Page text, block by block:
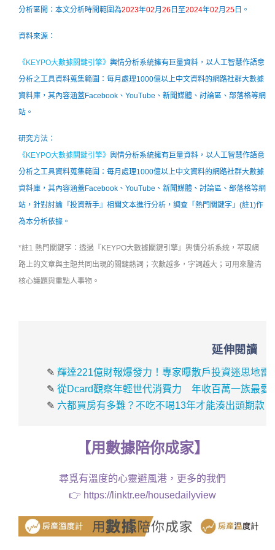
分析區間：本文分析時間範圍為2023年02月26 日至2024年02月25 日。
資料來源：
《KEYPO大數據關鍵引擎》輿情分析系統擁有巨量資料，以人工智慧作語意
分析之工具資料蒐集範圍：每月處理1000億以上中文資料的網路社群大數據
資料庫，其內容涵蓋Facebook、YouTube、新聞媒體、討論區、部落格等網
站。
研究方法：
《KEYPO大數據關鍵引擎》輿情分析系統擁有巨量資料，以人工智慧作語意
分析之工具資料蒐集範圍：每月處理1000億以上中文資料的網路社群大數據
資料庫，其內容涵蓋Facebook、YouTube、新聞媒體、討論區、部落格等網
站，針對討論『投資新手』相關文本進行分析，調查「熱門關鍵字」(註1)作
為本分析依據。
*註1 熱門關鍵字：透過『KEYPO大數據關鍵引擎』輿情分析系統 ，萃取網
路上的文章與主題共同出現的關鍵熱詞；次數越多，字詞越大；可用來釐清
核心議題與重點人事物。
延伸閱讀
✎輝達221億財報爆發力！專家曝散戶投資迷思地雷
✎從Dcard觀察年輕世代消費力 年收百萬一族最愛
✎ 六都買房有多難？不吃不喝13年才能湊出頭期款
【用數據陪你成家】
尋覓有溫度的心靈避風港，更多的我們
👉 https://linktr.ee/housedailyview